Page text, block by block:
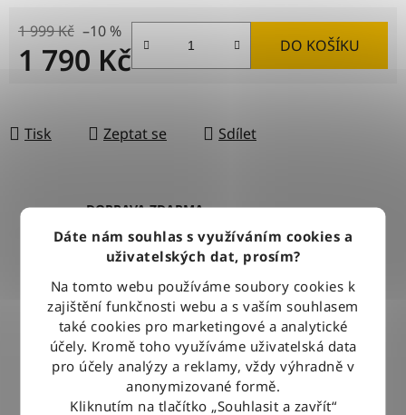
Dáte nám souhlas s využíváním cookies a
uživatelských dat, prosím?
Na tomto webu používáme soubory cookies k
zajištění funkčnosti webu a s vaším souhlasem
také cookies pro marketingové a analytické
účely. Kromě toho využíváme uživatelská data
pro účely analýzy a reklamy, vždy výhradně v
anonymizované formě.
Kliknutím na tlačítko „Souhlasit a zavřít“
1 999 Kč –10 %
1 790 Kč DO KOŠÍKU
Tisk Zeptat se Sdílet
DOPRAVA ZDARMA
Při nákupu nad 2500 Kč doručujeme zdarma po celé ČR
BLESKOVÉ DORUČENÍ
Objednávky odesíláme každý pracovní den do 12:00
100% ZBOŽÍ SKLADEM
Veškeré vystavené zboží leží na našem skladě